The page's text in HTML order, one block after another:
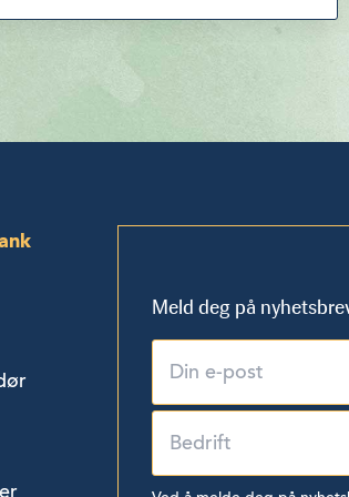
Meld deg på